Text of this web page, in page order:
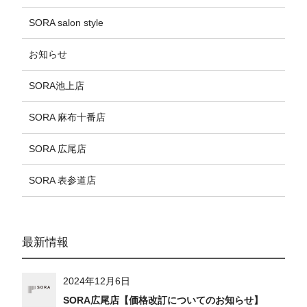
SORA salon style
お知らせ
SORA池上店
SORA 麻布十番店
SORA 広尾店
SORA 表参道店
最新情報
2024年12月6日
SORA広尾店【価格改訂についてのお知らせ】